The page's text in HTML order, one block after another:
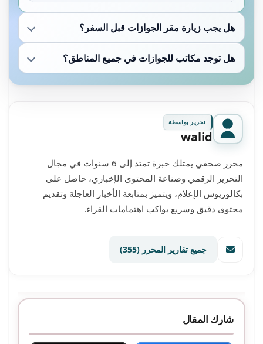
هل يجب زيارة مقر الجوازات قبل السفر؟
هل توجد مكاتب للجوازات في جميع المناطق؟
تحرير بواسطة
walid
محرر صحفي يمتلك خبرة تمتد إلى 6 سنوات في مجال
التحرير الرقمي وصناعة المحتوى الإخباري، حاصل على
بكالوريوس الإعلام، ويتميز بمتابعة الأخبار العاجلة وتقديم
محتوى دقيق وسريع يواكب اهتمامات القراء.
جميع تقارير المحرر (355)
شارك المقال